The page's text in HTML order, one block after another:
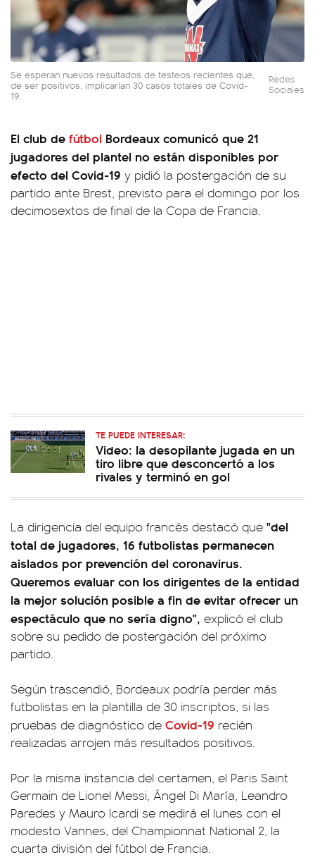
Se esperan nuevos resultados de testeos recientes que,
de ser positivos, implicarían 30 casos totales de Covid-
19.
Redes
Sociales
El club de fútbol Bordeaux comunicó que 21
jugadores del plantel no están disponibles por
efecto del Covid-19 y pidió la postergación de su
partido ante Brest, previsto para el domingo por los
decimosextos de final de la Copa de Francia.
TE PUEDE INTERESAR:
Video: la desopilante jugada en un
tiro libre que desconcertó a los
rivales y terminó en gol
La dirigencia del equipo francés destacó que "del
total de jugadores, 16 futbolistas permanecen
aislados por prevención del coronavirus.
Queremos evaluar con los dirigentes de la entidad
la mejor solución posible a fin de evitar ofrecer un
espectáculo que no sería digno", explicó el club
sobre su pedido de postergación del próximo
partido.
Según trascendió, Bordeaux podría perder más
futbolistas en la plantilla de 30 inscriptos, si las
pruebas de diagnóstico de Covid-19 recién
realizadas arrojen más resultados positivos.
Por la misma instancia del certamen, el Paris Saint
Germain de Lionel Messi, Ángel Di María, Leandro
Paredes y Mauro Icardi se medirá el lunes con el
modesto Vannes, del Championnat National 2, la
cuarta división del fútbol de Francia.